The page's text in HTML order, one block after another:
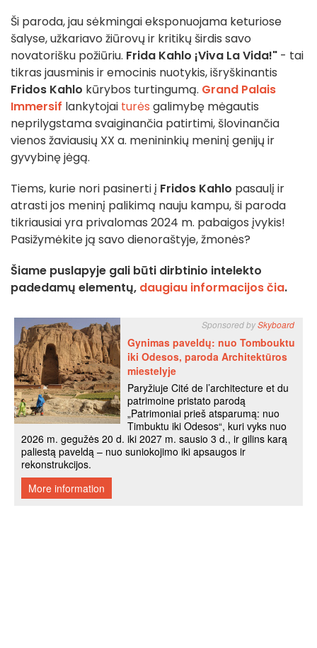
Ši paroda, jau sėkmingai eksponuojama keturiose
šalyse, užkariavo žiūrovų ir kritikų širdis savo
novatorišku požiūriu. Frida Kahlo ¡Viva La Vida!" - tai
tikras jausminis ir emocinis nuotykis, išryškinantis
Fridos Kahlo kūrybos turtingumą. Grand Palais
Immersif lankytojai turės galimybę mėgautis
neprilygstama svaiginančia patirtimi, šlovinančia
vienos žaviausių XX a. menininkių meninį genijų ir
gyvybinę jėgą.
Tiems, kurie nori pasinerti į Fridos Kahlo pasaulį ir
atrasti jos meninį palikimą nauju kampu, ši paroda
tikriausiai yra privalomas 2024 m. pabaigos įvykis!
Pasižymėkite ją savo dienoraštyje, žmonės?
Šiame puslapyje gali būti dirbtinio intelekto
padedamų elementų, daugiau informacijos čia.